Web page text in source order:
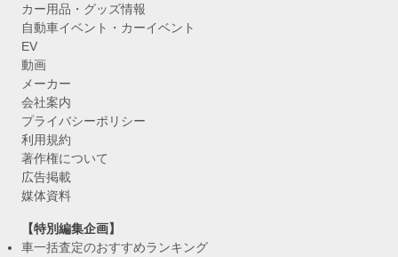
カー用品・グッズ情報
自動車イベント・カーイベント
EV
動画
メーカー
会社案内
プライバシーポリシー
利用規約
著作権について
広告掲載
媒体資料
【特別編集企画】
車一括査定のおすすめランキング